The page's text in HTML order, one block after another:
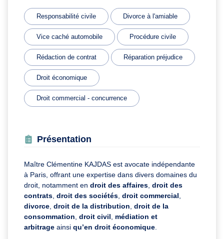
Responsabilité civile Divorce à l'amiable
Vice caché automobile Procédure civile
Rédaction de contrat Réparation préjudice
Droit économique
Droit commercial - concurrence
Présentation
Maître Clémentine KAJDAS est avocate indépendante
à Paris, offrant une expertise dans divers domaines du
droit, notamment en droit des affaires droit des
contrats droit des sociétés droit commercial
divorce droit de la distribution droit de la
consommation droit civil
médiation et
arbitrage ainsi qu’en droit économique